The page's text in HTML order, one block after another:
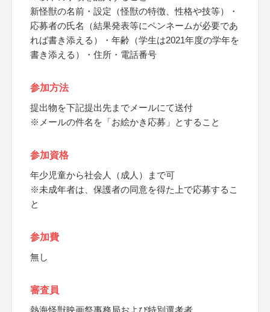
新怪獣の名前・設定（怪獣の特徴、性格や技等）・
応募者の氏名（結果発表等にペンネームが必要であ
れば書き添える）・年齢（学生は2021年度の学年を
書き添える）・住所・電話番号
参加方法
提出物を下記提出先までメールにて送付
※メールの件名を「お絵かき応募」とすること
参加資格
年少児童から社会人（成人）まで可
※未成年者は、保護者の同意を得た上で応募するこ
と
参加費
無し
審査員
熱海怪獣映画祭事務局および特別選考者